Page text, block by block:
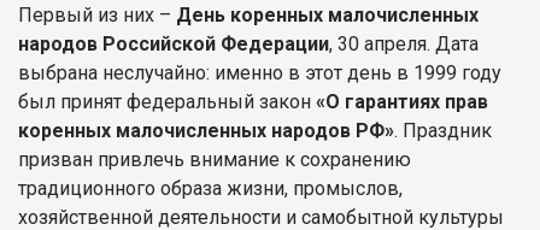
Первый из них – День коренных малочисленных
народов Российской Федерации, 30 апреля. Дата
выбрана неслучайно: именно в этот день в 1999 году
был принят федеральный закон «О гарантиях прав
коренных малочисленных народов РФ». Праздник
призван привлечь внимание к сохранению
традиционного образа жизни, промыслов,
хозяйственной деятельности и самобытной культуры